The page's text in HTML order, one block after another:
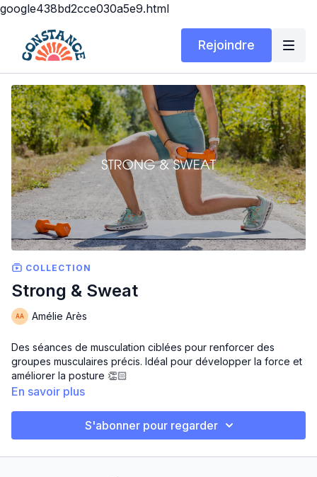
google438bd2cce030a5e9.html
Rejoindre
COLLECTION
Strong & Sweat
Amélie Arès
Des séances de musculation ciblées pour renforcer des
groupes musculaires précis. Idéal pour développer la force et
améliorer la posture 👏🏻
En savoir plus
S'abonner pour regarder